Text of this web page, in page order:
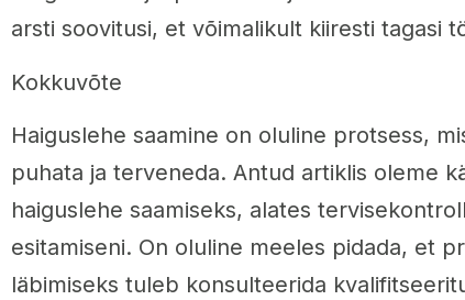
arsti soovitusi, et võimalikult kiiresti tagasi
Kokkuvõte
Haiguslehe saamine on oluline protsess,
puhata ja terveneda. Antud artiklis oleme
haiguslehe saamiseks, alates
esitamiseni. On oluline meeles pidada, et
läbimiseks tuleb konsulteerida